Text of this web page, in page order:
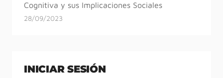
Cognitiva y sus Implicaciones Sociales
28/09/2023
INICIAR SESIÓN